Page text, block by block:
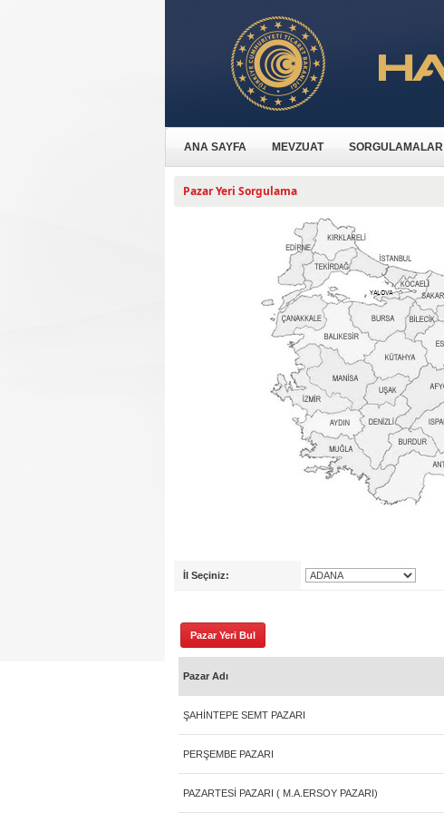
ANA SAYFA MEVZUAT SORGULAMALAR
Pazar Yeri Sorgulama
İl Seçiniz:
Pazar Adı
ŞAHİNTEPE SEMT PAZARI
PERŞEMBE PAZARI
PAZARTESİ PAZARI ( M.A.ERSOY PAZARI)